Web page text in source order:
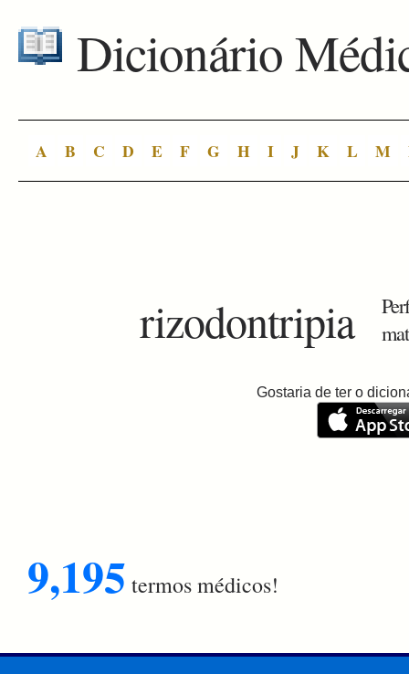
Dicionário
A B C D E F G H I J K L M
rizodontripia
Gostaria de ter o
9,195 termos médicos!